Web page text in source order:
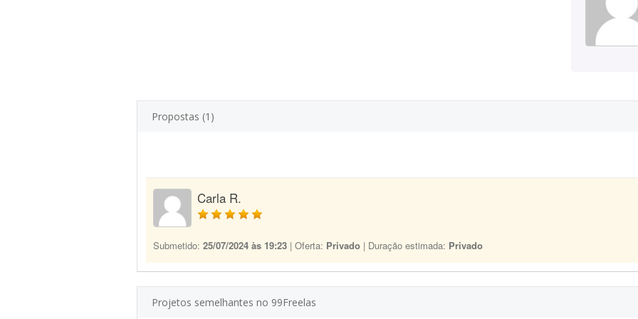
Propostas (1)
Carla R.
Submetido: 25/07/2024 às 19:23 | Oferta: Privado | Duração estimada: Privado
Projetos semelhantes no 99Freelas